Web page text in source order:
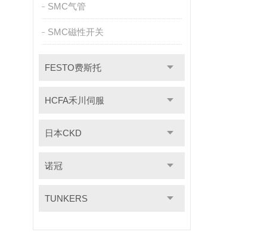
SMC气管
SMC磁性开关
FESTO费斯托
HCFA禾川伺服
日本CKD
诺冠
TUNKERS